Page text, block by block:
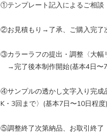
①テンプレート記入によるご相談
②お見積もり→了承、ご購入完了
③カラーラフの提出・調整〈大幅
→完了後本制作開始(基本4日〜
④サンプルの透かし文字入り完成
K・3回まで〉(基本7日〜10日程度)
⑤調整終了次第納品、お取引終了